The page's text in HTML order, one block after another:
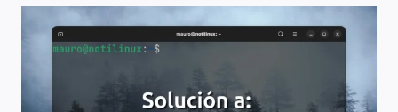
READ-
ONLY»
EN
UBUNTU,
LINUX